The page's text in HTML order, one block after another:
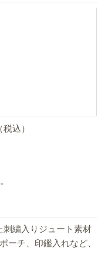
税込）
繍入りジュート素材
ーチ、印鑑入れなど、